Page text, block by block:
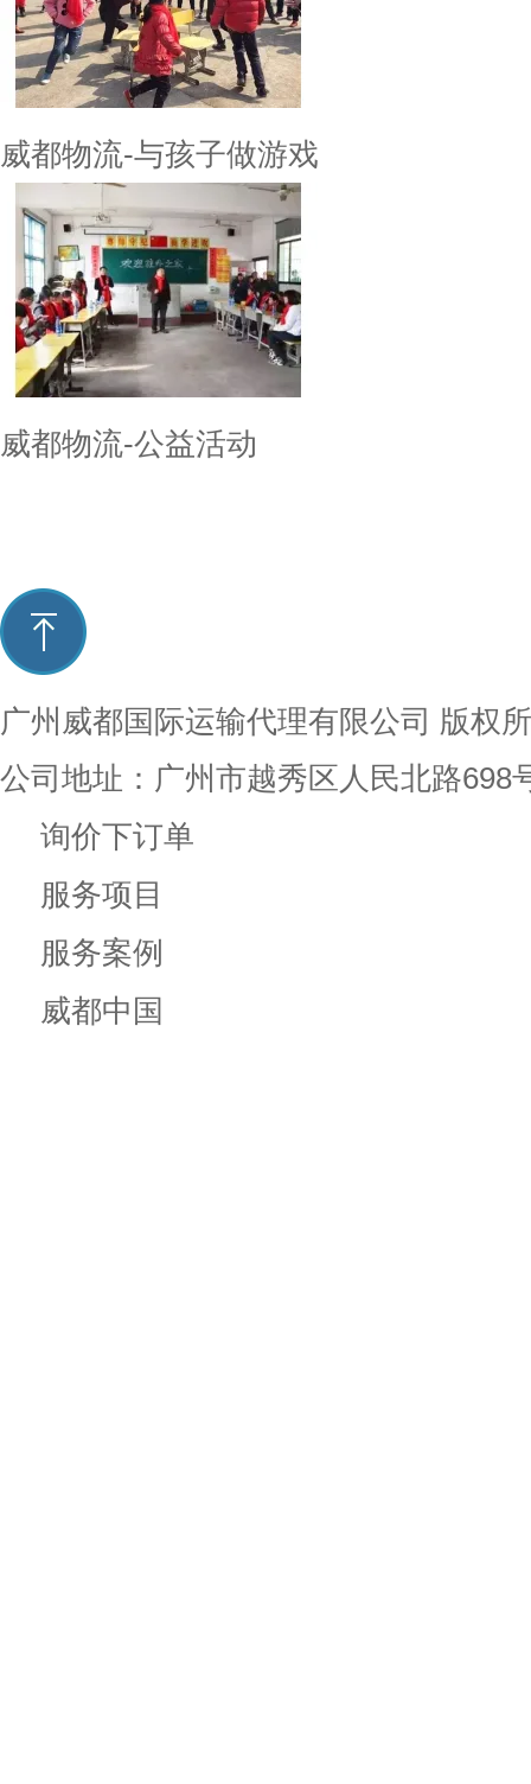
威都物流-与孩子做游戏
威都物流-公益活动
广州威都国际运输代理有限公司 版权
公司地址：广州市越秀区人民北路698
询价下订单
服务项目
服务案例
威都中国